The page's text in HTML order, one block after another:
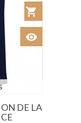
DE LA
shopping_cart
visibility